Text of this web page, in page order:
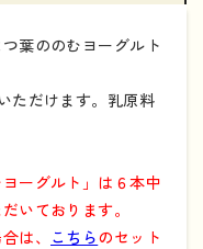
葉ののむヨーグルト
ただけます。乳原料
ーグルト」は６本中
いております。
は、
こちらのセット